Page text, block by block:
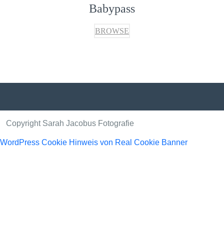
Babypass
BROWSE
Copyright Sarah Jacobus Fotografie
WordPress Cookie Hinweis von Real Cookie Banner